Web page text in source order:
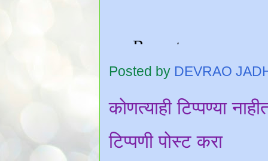
Posted by DEVRAO
कोणत्याही टिप्पण्‍या
टिप्पणी पोस्ट करा